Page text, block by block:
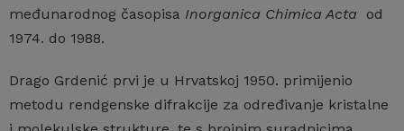
međunarodnog časopisa Inorganica Chimica Acta od
1974. do 1988.
Drago Grdenić prvi je u Hrvatskoj 1950. primijenio
metodu rendgenske difrakcije za određivanje kristalne